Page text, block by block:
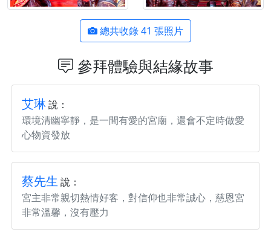
總共收錄 41 張照片
參拜體驗與結緣故事
艾琳 說：
環境清幽寧靜，是一間有愛的宮廟，還會不定時做愛
心物資發放
蔡先生 說：
宮主非常親切熱情好客，對信仰也非常誠心，慈恩宮
非常溫馨，沒有壓力